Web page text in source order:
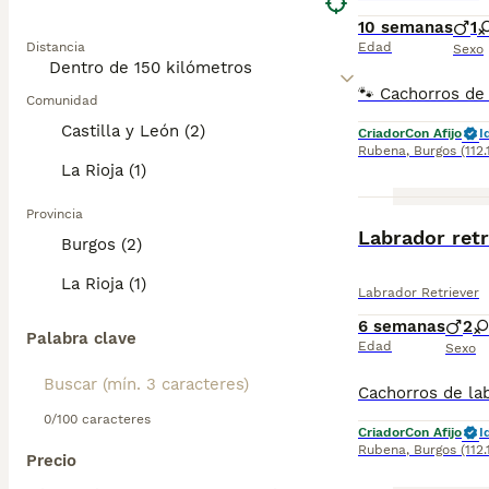
Distancia
Comunidad
Castilla y León (2)
La Rioja (1)
Provincia
Burgos (2)
La Rioja (1)
Palabra clave
0/100 caracteres
Precio
10 semanas
Edad
1
Sexo
CriadorCon Afijo
Rubena, Burgos
Labrador
Labrador Retriever
6 semanas
Edad
2
Sexo
CriadorCon Afijo
Rubena, Burgos